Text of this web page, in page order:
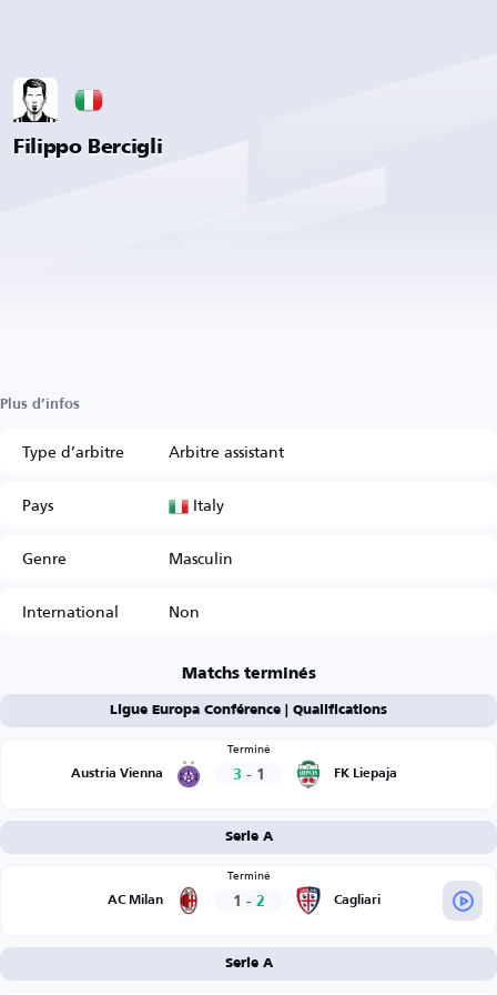
Filippo Bercigli
Plus d’infos
Type d’arbitre
Arbitre assistant
Pays
Italy
Genre
Masculin
International
Non
Matchs terminés
Ligue Europa Conférence | Qualifications
Austria Vienna
Terminé
3 - 1 FK Liepaja
Serie A
AC Milan
Terminé
1 - 2 Cagliari
Serie A